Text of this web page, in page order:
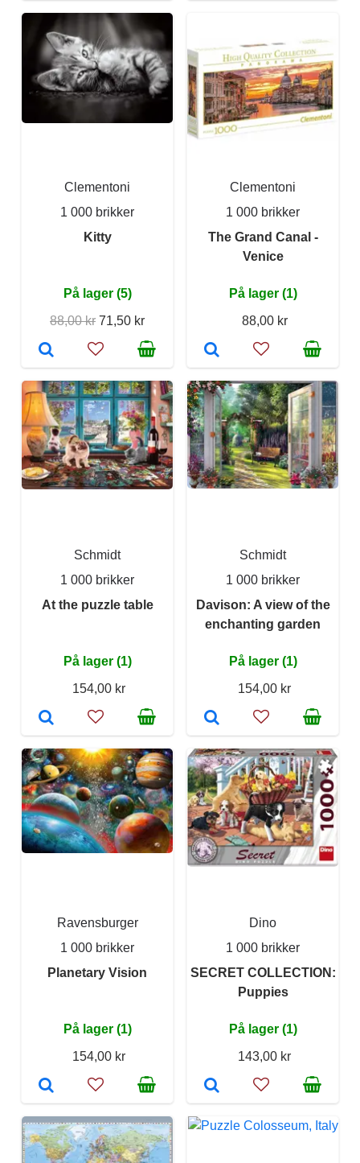
Clementoni
1 000 brikker
Kitty
På lager (5)
88,00 kr 71,50 kr
Clementoni
1 000 brikker
The Grand Canal -
Venice
På lager (1)
88,00 kr
Schmidt
1 000 brikker
At the puzzle table
På lager (1)
154,00 kr
Schmidt
1 000 brikker
Davison: A view of the
enchanting garden
På lager (1)
154,00 kr
Ravensburger
1 000 brikker
Planetary Vision
På lager (1)
154,00 kr
Dino
1 000 brikker
SECRET COLLECTION:
Puppies
På lager (1)
143,00 kr